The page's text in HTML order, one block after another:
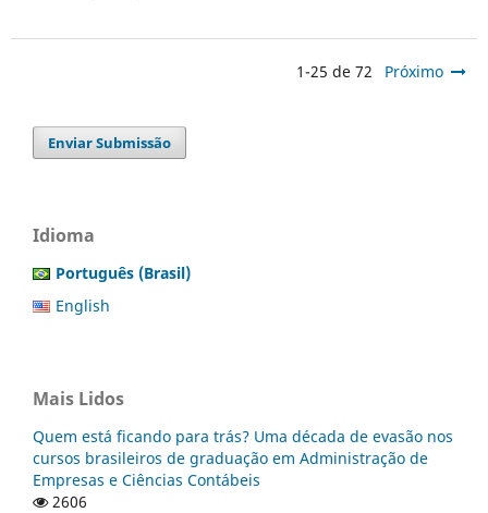
1-25 de 72 Próximo
Enviar Submissão
Idioma
Português (Brasil)
English
Mais Lidos
Quem está ficando para trás? Uma década de evasão nos
cursos brasileiros de graduação em Administração de
Empresas e Ciências Contábeis
2606